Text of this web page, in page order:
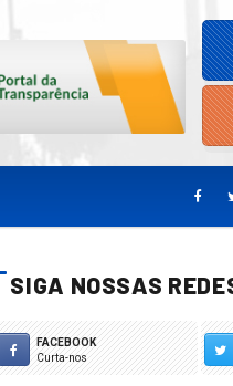
SIGA NOSSAS
FACEBOOK
Curta-nos